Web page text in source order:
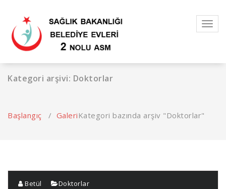
Kategori arşivi: Doktorlar
Başlangıç / Galeri Kategori bazında arşiv "Doktorlar"
Betül Doktorlar